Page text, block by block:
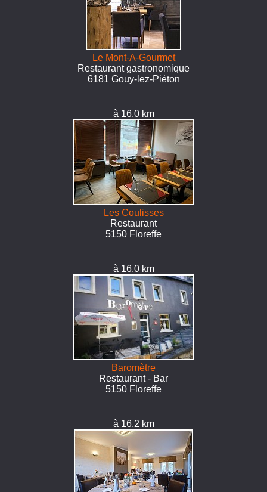
Le Mont-A-Gourmet
Restaurant gastronomique
6181 Gouy-lez-Piéton
à 16.0 km
Les Coulisses
Restaurant
5150 Floreffe
à 16.0 km
Baromètre
Restaurant - Bar
5150 Floreffe
à 16.2 km